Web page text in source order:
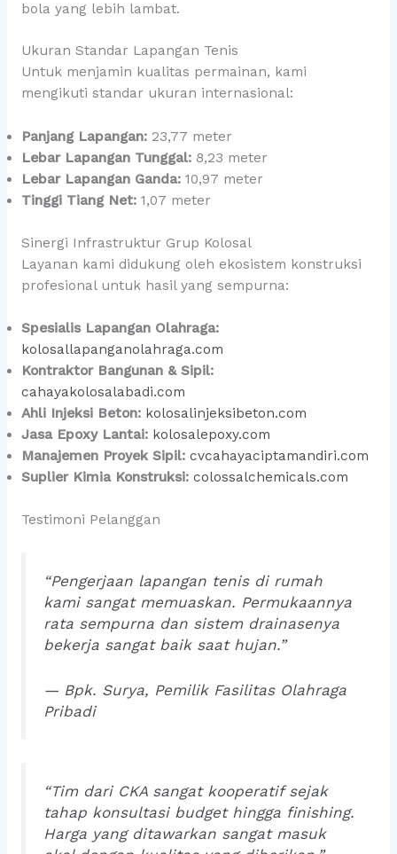
bola yang lebih lambat.
Ukuran Standar Lapangan Tenis
Untuk menjamin kualitas permainan, kami
mengikuti standar ukuran internasional:
Panjang Lapangan:23,77 meter
Lebar Lapangan Tunggal:8,23 meter
Lebar Lapangan Ganda:10,97 meter
Tinggi Tiang Net:1,07 meter
Sinergi Infrastruktur Grup Kolosal
Layanan kami didukung oleh ekosistem konstruksi
profesional untuk hasil yang sempurna:
Spesialis Lapangan Olahraga:
kolosallapanganolahraga.com
Kontraktor Bangunan & Sipil:
cahayakolosalabadi.com
Ahli Injeksi Beton: kolosalinjeksibeton.com
Jasa Epoxy Lantai: kolosalepoxy.com
Manajemen Proyek Sipil: cvcahayaciptamandiri.com
Suplier Kimia Konstruksi: colossalchemicals.com
Testimoni Pelanggan
“Pengerjaan lapangan tenis di rumah
kami sangat memuaskan. Permukaannya
rata sempurna dan sistem drainasenya
bekerja sangat baik saat hujan.”
— Bpk. Surya, Pemilik Fasilitas Olahraga
Pribadi
“Tim dari CKA sangat kooperatif sejak
tahap konsultasi budget hingga finishing.
Harga yang ditawarkan sangat masuk